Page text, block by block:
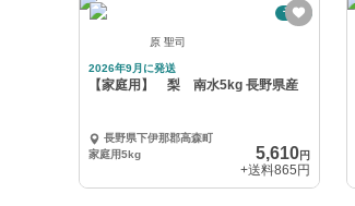
予約
原 聖司
2026年9月に発送
【家庭用】 梨 南水5kg 長野県産
長野県下伊那郡高森町
家庭用5kg
5,610円
+送料865円